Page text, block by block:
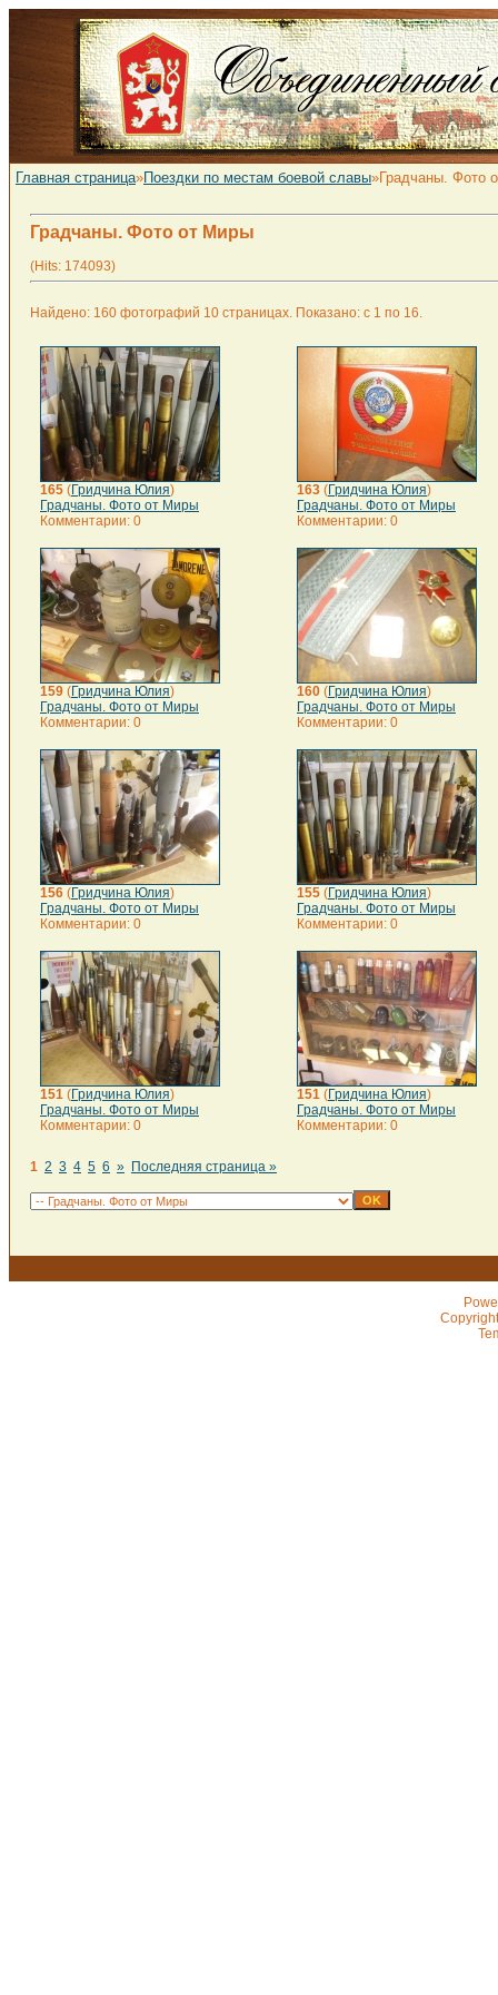
Главная страница»Поездки по местам боевой славы»Градчаны. Фото
Градчаны. Фото от Миры
(Hits: 174093)
Найдено: 160 фотографий 10 страницах. Показано: с 1 по 16.
165 (Гридчина Юлия)
Градчаны. Фото от Миры
Комментарии: 0
163 (Гридчина Юлия)
Градчаны. Фото от Миры
Комментарии: 0
159 (Гридчина Юлия)
Градчаны. Фото от Миры
Комментарии: 0
160 (Гридчина Юлия)
Градчаны. Фото от Миры
Комментарии: 0
156 (Гридчина Юлия)
Градчаны. Фото от Миры
Комментарии: 0
155 (Гридчина Юлия)
Градчаны. Фото от Миры
Комментарии: 0
151 (Гридчина Юлия)
Градчаны. Фото от Миры
Комментарии: 0
151 (Гридчина Юлия)
Градчаны. Фото от Миры
Комментарии: 0
1 2 3 4 5 6 » Последняя страница »